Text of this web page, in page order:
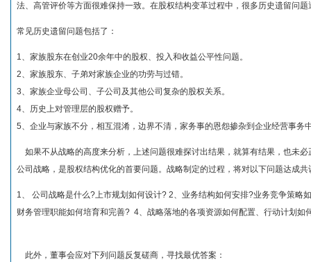
法、高管评价等方面很难保持一致。在股权结构变革过程中，很多历史遗留问
常见历史遗留问题包括了：
1、家族股东在创业20余年中的股权、投入和收益公平性问题。
2、家族股东、子弟对家族企业的功劳与过错。
3、家族企业母公司、子公司及其他公司复杂的股权关系。
4、历史上对管理层的股权赠予。
5、企业与家族不分，相互混淆，边界不清，家务事的恩怨掺杂到企业经营事务
如果不从战略的高度来分析，上述问题很难探讨出结果，就算有结果，也未
公司战略，是股权结构优化的首要问题。战略制定的过程，将对以下问题达成共
1、 公司战略是什么?上市规划如何设计? 2、业务结构如何安排?业务竞争策略
财务管理职能如何培育和完善? 4、战略落地的各项资源如何配置、行动计划如
此外，董事会应对下列问题反复磋商，寻找最优答案：